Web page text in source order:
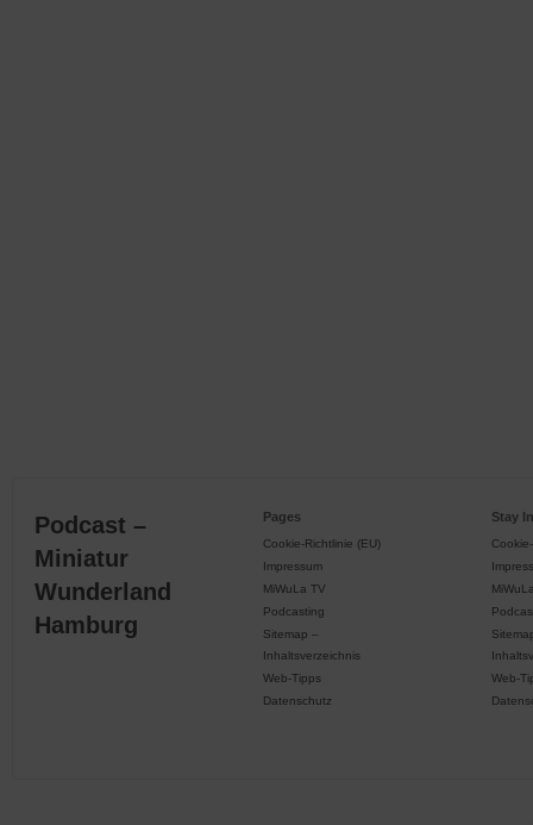
Podcast –
Miniatur
Wunderland
Hamburg
Pages
Cookie-Richtlinie (EU)
Impressum
MiWuLa TV
Podcasting
Sitemap –
Inhaltsverzeichnis
Web-Tipps
Datenschutz
Stay
Web-